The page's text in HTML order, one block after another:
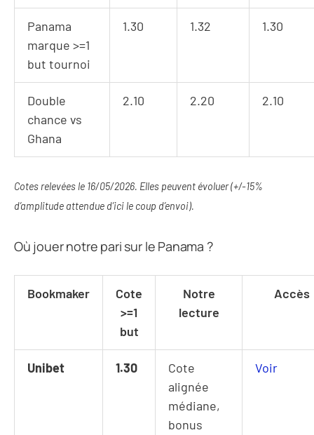
Panama
marque >=1
but tournoi
1.30 1.32 1.30
Double
chance vs
Ghana
2.10 2.20 2.10
Cotes relevées le 16/05/2026. Elles peuvent évoluer (+/-15%
d’amplitude attendue d’ici le coup d’envoi).
Où jouer notre pari sur le Panama ?
Bookmaker
Cote
>=1
but
Notre
lecture
Accès
Unibet 1.30
Cote
alignée
médiane,
bonus
Voir